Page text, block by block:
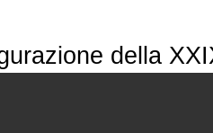
della